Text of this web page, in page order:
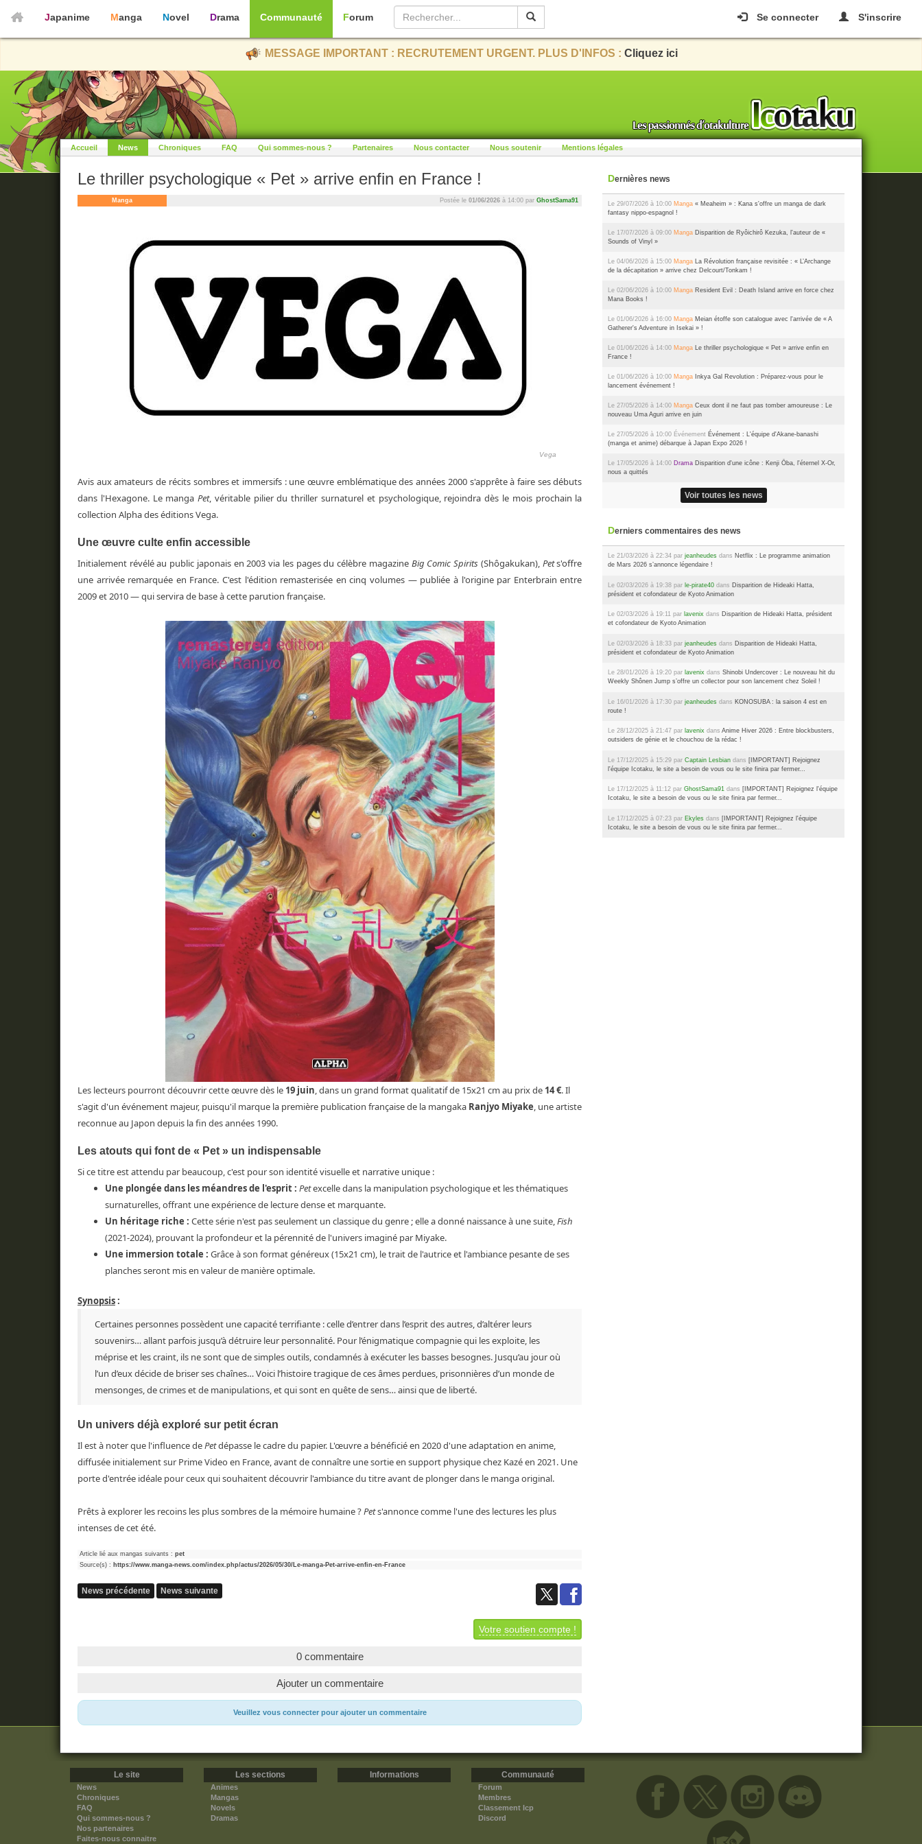
Se connecter S'inscrire
Japanime Manga Novel Drama Communauté Forum
MESSAGE IMPORTANT : RECRUTEMENT URGENT. PLUS D'INFOS : Cliquez ici
Accueil News Chroniques FAQ Qui sommes-nous ? Partenaires Nous contacter Nous soutenir Mentions légales
Le thriller psychologique « Pet » arrive enfin en France !
Manga Postée le01/06/2026 à 14:00 parGhostSama91
Vega
Avis aux amateurs de récits sombres et immersifs : une œuvre emblématique des années 2000 s'apprête à faire ses débuts
dans l'Hexagone. Le mangaPet, véritable pilier du thriller surnaturel et psychologique, rejoindra dès le mois prochain la
collection Alpha des éditions Vega.
Une œuvre culte enfin accessible
Initialement révélé au public japonais en 2003 via les pages du célèbre magazine Big Comic Spirits (Shôgakukan), Pets'offre
une arrivée remarquée en France. C'est l'édition remasterisée en cinq volumes — publiée à l'origine par Enterbrain entre
2009 et 2010 — qui servira de base à cette parution française.
Les lecteurs pourront découvrir cette œuvre dès le 19 juin, dans un grand format qualitatif de 15x21 cm au prix de 14 €. Il
s'agit d'un événement majeur, puisqu'il marque la première publication française de la mangaka Ranjyo Miyake, une artiste
reconnue au Japon depuis la fin des années 1990.
Les atouts qui font de « Pet » un indispensable
Si ce titre est attendu par beaucoup, c'est pour son identité visuelle et narrative unique :
Une plongée dans les méandres de l'esprit : Petexcelle dans la manipulation psychologique et les thématiques
surnaturelles, offrant une expérience de lecture dense et marquante.
Un héritage riche : Cette série n'est pas seulement un classique du genre ; elle a donné naissance à une suite,Fish
(2021-2024), prouvant la profondeur et la pérennité de l'univers imaginé par Miyake.
Une immersion totale : Grâce à son format généreux (15x21 cm), le trait de l'autrice et l'ambiance pesante de ses
planches seront mis en valeur de manière optimale.
Synopsis:
Certaines personnes possèdent une capacité terrifiante : celle d’entrer dans l’esprit des autres, d’altérer leurs
souvenirs… allant parfois jusqu’à détruire leur personnalité. Pour l’énigmatique compagnie qui les exploite, les
méprise et les craint, ils ne sont que de simples outils, condamnés à exécuter les basses besognes. Jusqu’au jour où
l’un d’eux décide de briser ses chaînes… Voici l’histoire tragique de ces âmes perdues, prisonnières d’un monde de
mensonges, de crimes et de manipulations, et qui sont en quête de sens… ainsi que de liberté.
Un univers déjà exploré sur petit écran
Il est à noter que l'influence dePetdépasse le cadre du papier. L'œuvre a bénéficié en 2020 d'une adaptation en anime,
diffusée initialement sur Prime Video en France, avant de connaître une sortie en support physique chez Kazé en 2021. Une
porte d'entrée idéale pour ceux qui souhaitent découvrir l'ambiance du titre avant de plonger dans le manga original.
Prêts à explorer les recoins les plus sombres de la mémoire humaine ?Pets'annonce comme l'une des lectures les plus
intenses de cet été.
Article lié aux mangas suivants : pet
Source(s) : https://www.manga-news.com/index.php/actus/2026/05/30/Le-manga-Pet-arrive-enfin-en-France
News précédente News suivante
Votre soutien compte !
0 commentaire
Ajouter un commentaire
Veuillez vous connecter pour ajouter un commentaire
Dernières news
Le 29/07/2026 à 10:00 Manga « Meaheim » : Kana s'offre un manga de dark
fantasy nippo-espagnol !
Le 17/07/2026 à 09:00 Manga Disparition de Ryôichirô Kezuka, l'auteur de «
Sounds of Vinyl »
Le 04/06/2026 à 15:00 Manga La Révolution française revisitée : « L’Archange
de la décapitation » arrive chez Delcourt/Tonkam !
Le 02/06/2026 à 10:00 Manga Resident Evil : Death Island arrive en force chez
Mana Books !
Le 01/06/2026 à 16:00 Manga Meian étoffe son catalogue avec l'arrivée de « A
Gatherer's Adventure in Isekai » !
Le 01/06/2026 à 14:00 Manga Le thriller psychologique « Pet » arrive enfin en
France !
Le 01/06/2026 à 10:00 Manga Inkya Gal Revolution : Préparez-vous pour le
lancement événement !
Le 27/05/2026 à 14:00 Manga Ceux dont il ne faut pas tomber amoureuse : Le
nouveau Uma Aguri arrive en juin
Le 27/05/2026 à 10:00 Événement Événement : L'équipe d'Akane-banashi
(manga et anime) débarque à Japan Expo 2026 !
Le 17/05/2026 à 14:00 Drama Disparition d'une icône : Kenji Ōba, l'éternel X-Or,
nous a quittés
Voir toutes les news
Derniers commentaires des news
Le 21/03/2026 à 22:34 parjeanheudes dans Netflix : Le programme animation
de Mars 2026 s’annonce légendaire !
Le 02/03/2026 à 19:38 par le-pirate40 dans Disparition de Hideaki Hatta,
président et cofondateur de Kyoto Animation
Le 02/03/2026 à 19:11 par lavenix dans Disparition de Hideaki Hatta, président
et cofondateur de Kyoto Animation
Le 02/03/2026 à 18:33 parjeanheudes dans Disparition de Hideaki Hatta,
président et cofondateur de Kyoto Animation
Le 28/01/2026 à 19:20 par lavenix dansShinobi Undercover : Le nouveau hit du
Weekly Shônen Jump s’offre un collector pour son lancement chez Soleil !
Le 16/01/2026 à 17:30 parjeanheudes dans KONOSUBA : la saison 4 est en
route !
Le 28/12/2025 à 21:47 par lavenix dansAnime Hiver 2026 : Entre blockbusters,
outsiders de génie et le chouchou de la rédac !
Le 17/12/2025 à 15:29 parCaptain Lesbian dans [IMPORTANT] Rejoignez
l'équipe Icotaku, le site a besoin de vous ou le site finira par fermer...
Le 17/12/2025 à 11:12 parGhostSama91 dans [IMPORTANT] Rejoignez l'équipe
Icotaku, le site a besoin de vous ou le site finira par fermer...
Le 17/12/2025 à 07:23 par Ekyles dans [IMPORTANT] Rejoignez l'équipe
Icotaku, le site a besoin de vous ou le site finira par fermer...
Le site
News
Chroniques
FAQ
Qui sommes-nous ?
Nos partenaires
Faites-nous connaitre
Les sections
Animes
Mangas
Novels
Dramas
Informations Communauté
Forum
Membres
Classement Icp
Discord